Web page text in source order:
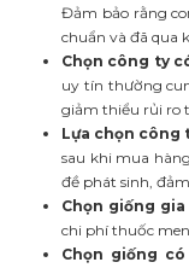
Đảm bảo rằng
chuẩn và đã qua
Chọn công ty
uy tín thường
giảm thiểu rủi ro
Lựa chọn công
sau khi mua
đề phát sinh,
Chọn giống
chi phí thuốc
Chọn giống